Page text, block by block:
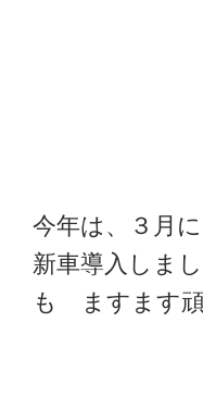
今年は、３月
新車導入しま
も ますます